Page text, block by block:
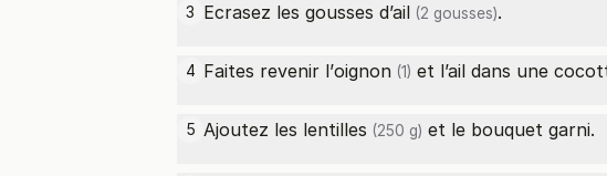
3 Ecrasez les gousses d’ail (2 gousses).
4 Faites revenir l’oignon (1) et l’ail dans une
5 Ajoutez les lentilles (250 g) et le bouquet garni.